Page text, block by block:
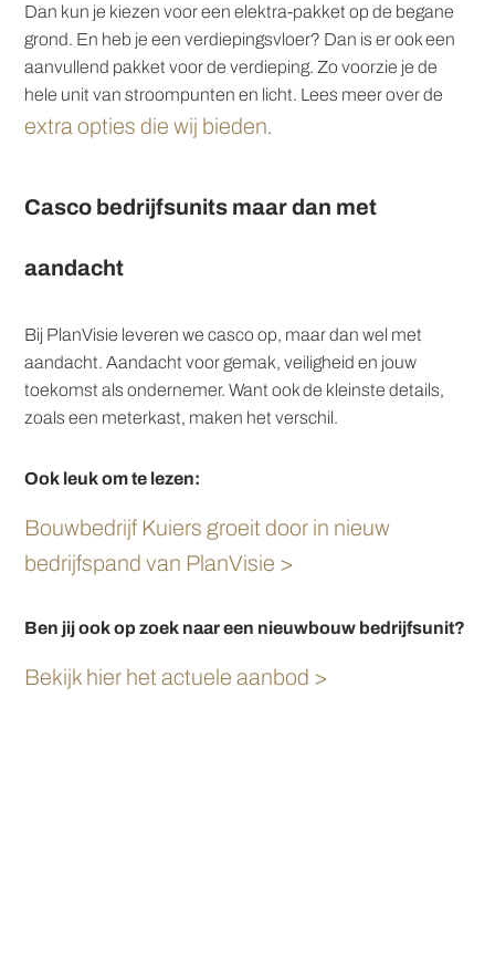
Dan kun je kiezen voor een elektra-pakket op de begane
grond. En heb je een verdiepingsvloer? Dan is er ook een
aanvullend pakket voor de verdieping. Zo voorzie je de
hele unit van stroompunten en licht. Lees meer over de
extra opties die wij bieden.
Casco bedrijfsunits maar dan met
aandacht
Bij PlanVisie leveren we casco op, maar dan wel met
aandacht. Aandacht voor gemak, veiligheid en jouw
toekomst als ondernemer. Want ook de kleinste details,
zoals een meterkast, maken het verschil.
Ook leuk om te lezen:
Bouwbedrijf Kuiers groeit door in nieuw
bedrijfspand van PlanVisie >
Ben jij ook op zoek naar een nieuwbouw bedrijfsunit?
Bekijk hier het actuele aanbod >